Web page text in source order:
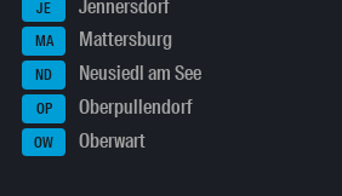
JE Jennersdorf
MA Mattersburg
ND Neusiedl am See
OP Oberpullendorf
OW Oberwart